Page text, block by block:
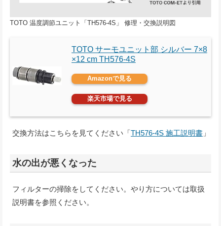
TOTO 温度調節ユニット「TH576-4S」 修理・交換説明図
TOTO サーモユニット部 シルバー 7×8
×12 cm TH576-4S
Amazonで見る
楽天市場で見る
交換方法はこちらを見てください「TH576-4S 施工説明書 」
水の出が悪くなった
フィルターの掃除をしてください。やり方については取扱
説明書を参照ください。